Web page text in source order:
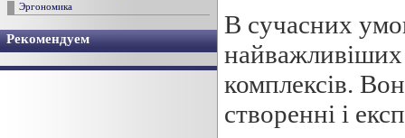
Эргономика
Рекомендуем
В сучасних
найважливіших
комплексів.
створенні і